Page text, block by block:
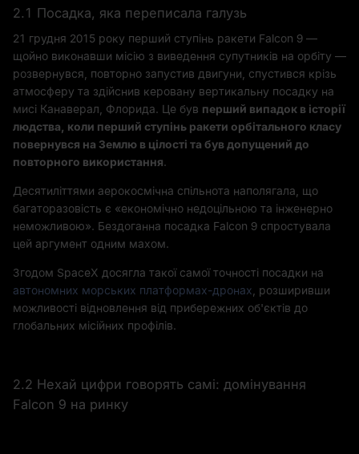
2.1 Посадка, яка переписала галузь
21 грудня 2015 року перший ступінь ракети Falcon 9 —
щойно виконавши місію з виведення супутників на орбіту —
розвернувся, повторно запустив двигуни, спустився крізь
атмосферу та здійснив керовану вертикальну посадку на
мисі Канаверал, Флорида. Це був перший випадок в історії
людства, коли перший ступінь ракети орбітального класу
повернувся на Землю в цілості та був допущений до
повторного використання.
Десятиліттями аерокосмічна спільнота наполягала, що
багаторазовість є «економічно недоцільною та інженерно
неможливою». Бездоганна посадка Falcon 9 спростувала
цей аргумент одним махом.
Згодом SpaceX досягла такої самої точності посадки на
автономних морських платформах-дронах , розширивши
можливості відновлення від прибережних об'єктів до
глобальних місійних профілів.
2.2 Нехай цифри говорять самі: домінування
Falcon 9 на ринку